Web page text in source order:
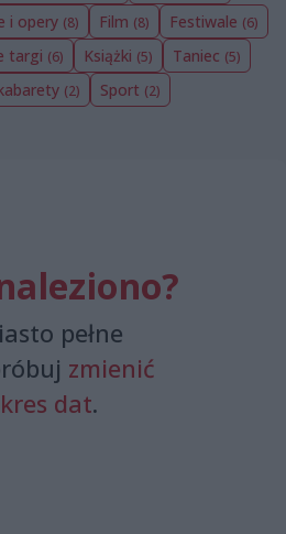
i opery (8) Film (8) Festiwale (6)
targi (6) Książki (5) Taniec (5)
(2) Sport (2)
pełne
zmienić
dat.